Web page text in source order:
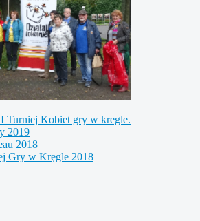
Turniej Kobiet gry w kregle.
2019
2018
Gry w Kręgle 2018